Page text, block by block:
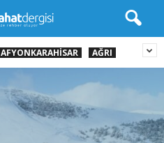
AFYONKARAHISAR AĞRI